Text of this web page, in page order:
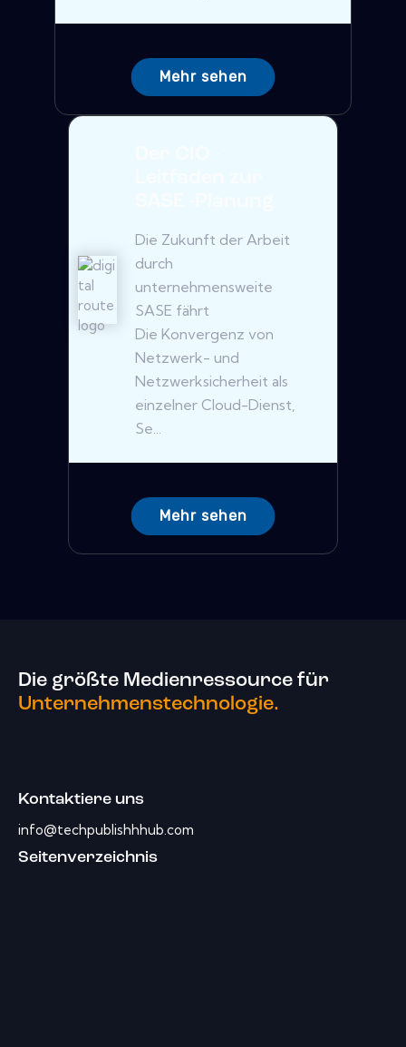
Mehr sehen
Die Zukunft der Arbeit
durch
unternehmensweite
SASE fährt
Die Konvergenz von
Netzwerk- und
Netzwerksicherheit als
einzelner Cloud-Dienst,
Se...
Mehr sehen
Die größte Medienressource für
Unternehmenstechnologie.
Kontaktiere uns
info@techpublishhhub.com
Seitenverzeichnis